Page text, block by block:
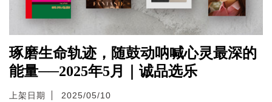
琢磨生命轨迹，随鼓动呐喊心灵最深的
能量──2025年5月｜诚品选乐
上架日期 2025/05/10